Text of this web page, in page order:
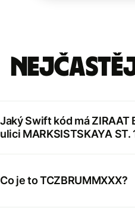
Jaký Swift kód má ZIRAAT
ulici MARKSISTSKAYA ST.
Co je to TCZBRUMMXXX?